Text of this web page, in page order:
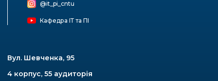
@it_pi_cntu
Кафедра ІТ та ПІ
Вул. Шевченка, 95
4 корпус, 55 аудиторія